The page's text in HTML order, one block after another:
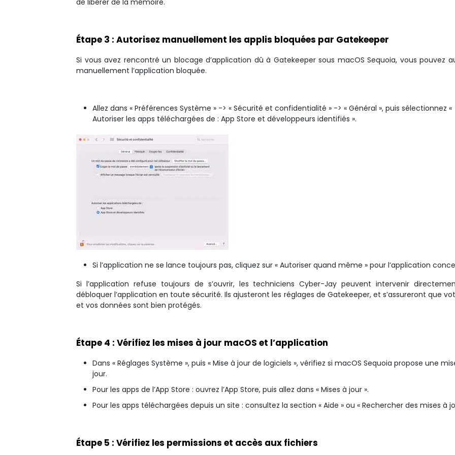
de libérer de la mémoire.
Étape 3 : Autorisez manuellement les applis bloquées par Gatekeeper
Si vous avez rencontré un blocage d’application dû à Gatekeeper sous macOS Sequoia, vous pouvez
manuellement l’application bloquée.
Allez dans « Préférences Système » -> « Sécurité et confidentialité » -> « Général », puis sélectionnez «
Autoriser les apps téléchargées de : App Store et développeurs identifiés ».
Si l’application ne se lance toujours pas, cliquez sur « Autoriser quand même » pour l’application
Si l’application refuse toujours de s’ouvrir, les techniciens Cyber-Jay peuvent intervenir
débloquer l’application en toute sécurité. Ils ajusteront les réglages de Gatekeeper, et s’assureront que
et vos données sont bien protégés.
Étape 4 : Vérifiez les mises à jour macOS et l’application
Dans « Réglages Système », puis « Mise à jour de logiciels », vérifiez si macOS Sequoia propose une
jour.
Pour les apps de l’App Store : ouvrez l’App Store, puis allez dans « Mises à jour ».
Pour les apps téléchargées depuis un site : consultez la section « Aide » ou « Rechercher des mises à
Étape 5 : Vérifiez les permissions et accès aux fichiers